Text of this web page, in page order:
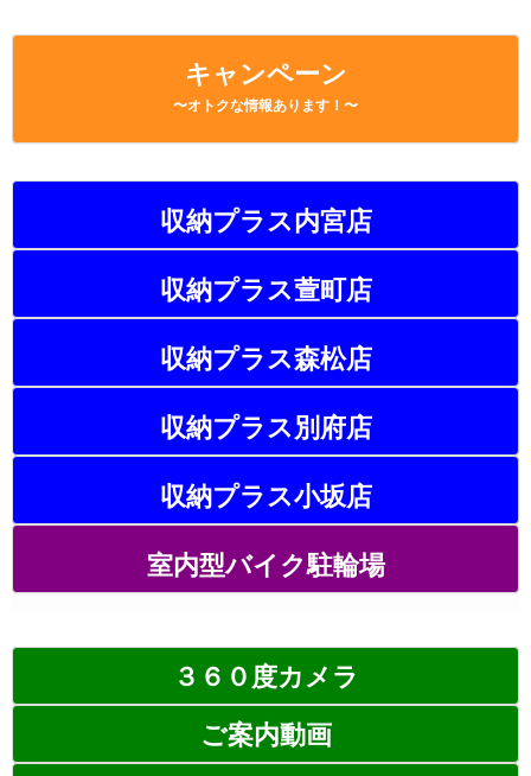
キャンペーン
〜オトクな情報あります！〜
収納プラス内宮店
収納プラス萱町店
収納プラス森松店
収納プラス別府店
収納プラス小坂店
室内型バイク駐輪場
３６０度カメラ
ご案内動画